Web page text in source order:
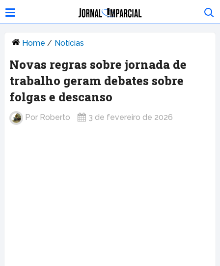
Home / Notícias
Novas regras sobre jornada de
trabalho geram debates sobre
folgas e descanso
Por Roberto 3 de fevereiro de 2026